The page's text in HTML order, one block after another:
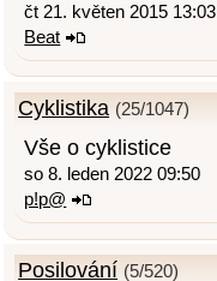
čt 21. květen 2015 13:03
Beat
Cyklistika (25/1047)
Vše o cyklistice
so 8. leden 2022 09:50
p!p@
Posilování (5/520)